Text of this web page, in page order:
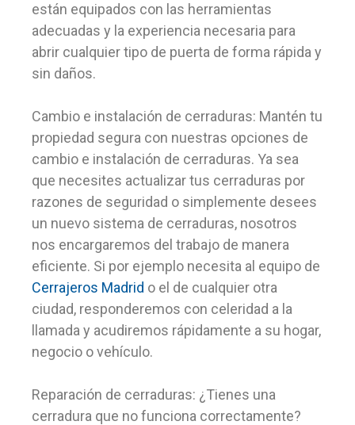
están equipados con las herramientas
adecuadas y la experiencia necesaria para
abrir cualquier tipo de puerta de forma rápida y
sin daños.
Cambio e instalación de cerraduras: Mantén tu
propiedad segura con nuestras opciones de
cambio e instalación de cerraduras. Ya sea
que necesites actualizar tus cerraduras por
razones de seguridad o simplemente desees
un nuevo sistema de cerraduras, nosotros
nos encargaremos del trabajo de manera
eficiente. Si por ejemplo necesita al equipo de
Cerrajeros Madrid o el de cualquier otra
ciudad, responderemos con celeridad a la
llamada y acudiremos rápidamente a su hogar,
negocio o vehículo.
Reparación de cerraduras: ¿Tienes una
cerradura que no funciona correctamente?